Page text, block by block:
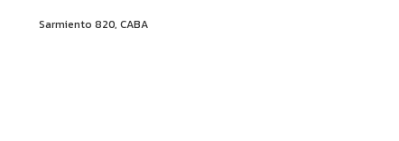
Sarmiento 820, CABA